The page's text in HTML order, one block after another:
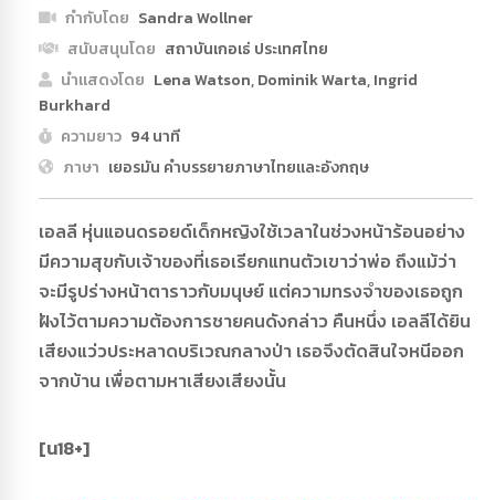
กำกับโดย Sandra Wollner
สนับสนุนโดย สถาบันเกอเธ่ ประเทศไทย
นำแสดงโดย Lena Watson, Dominik Warta, Ingrid
Burkhard
ความยาว 94 นาที
ภาษา เยอรมัน คำบรรยายภาษาไทยและอังกฤษ
เอลลี หุ่นแอนดรอยด์เด็กหญิงใช้เวลาในช่วงหน้าร้อนอย่าง
มีความสุขกับเจ้าของที่เธอเรียกแทนตัวเขาว่าพ่อ ถึงแม้ว่า
จะมีรูปร่างหน้าตาราวกับมนุษย์ แต่ความทรงจำของเธอถูก
ฝังไว้ตามความต้องการชายคนดังกล่าว คืนหนึ่ง เอลลีได้ยิน
เสียงแว่วประหลาดบริเวณกลางป่า เธอจึงตัดสินใจหนีออก
จากบ้าน เพื่อตามหาเสียงเสียงนั้น
[น18+]